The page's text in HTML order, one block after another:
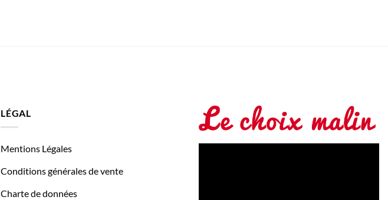
LÉGAL
Mentions Légales
Conditions générales de vente
Charte de données